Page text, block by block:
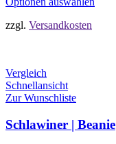
zzgl. Versandkosten
Vergleich
Schnellansicht
Zur Wunschliste
Schlawiner | Beanie